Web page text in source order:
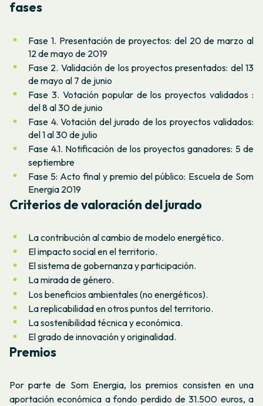
fases
Fase 1. Presentación de proyectos: del 20 de marzo al
12 de mayo de 2019
Fase 2. Validación de los proyectos presentados: del 13
de mayo al 7 de junio
Fase 3. Votación popular de los proyectos validados :
del 8 al 30 de junio
Fase 4. Votación del jurado de los proyectos validados:
del 1 al 30 de julio
Fase 4.1. Notificación de los proyectos ganadores: 5 de
septiembre
Fase 5: Acto final y premio del público: Escuela de Som
Energia 2019
Criterios de valoración del jurado
La contribución al cambio de modelo energético.
El impacto social en el territorio.
El sistema de gobernanza y participación.
La mirada de género.
Los beneficios ambientales (no energéticos).
La replicabilidad en otros puntos del territorio.
La sostenibilidad técnica y económica.
El grado de innovación y originalidad.
Premios
Por parte de Som Energia, los premios consisten en una
aportación económica a fondo perdido de 31.500 euros, a